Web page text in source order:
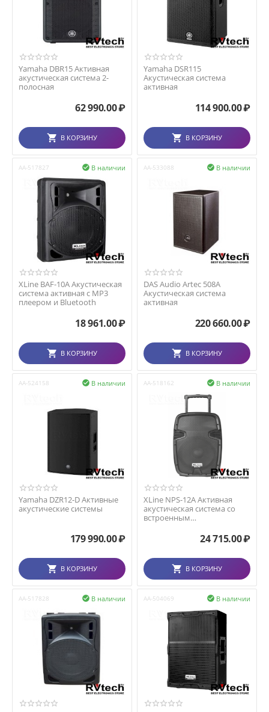
Yamaha DBR15 Активная
акустическая система 2-
полосная
62 990.00₽
В КОРЗИНУ
Yamaha DSR115
Акустическая система
активная
114 900.00₽
В КОРЗИНУ
AA-517827 В наличии

XLine BAF-10A Акустическая
система активная с MP3
плеером и Bluetooth
18 961.00₽
В КОРЗИНУ
AA-533088 В наличии

DAS Audio Artec 508A
Акустическая система
активная
220 660.00₽
В КОРЗИНУ
AA-524158 В наличии

Yamaha DZR12-D Активные
акустические системы
179 990.00₽
В КОРЗИНУ
AA-518162 В наличии

XLine NPS-12A Активная
акустическая система со
встроенным
24 715.00₽
В КОРЗИНУ
AA-517828 В наличии
 AA-504069 В наличии
